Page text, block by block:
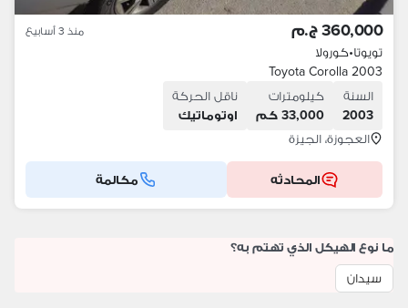
360,000 ج.م منذ 3 أسابيع
تويوتا•كورولا
Toyota Corolla 2003
السنة
2003
كيلومترات
33,000 كم
ناقل الحركة
اوتوماتيك
العجوزة، الجيزة
المحادثه مكالمة
ما نوع الهيكل الذي تهتم به؟
سيدان